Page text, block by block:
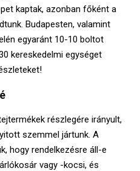
kaptak, azonban főként a
Budapesten, valamint
egyaránt 10-10 boltot
kereskedelmi egységet
részlegére irányult,
szemmel jártunk. A
hogy rendelkezésre áll-e
vagy -kocsi, és